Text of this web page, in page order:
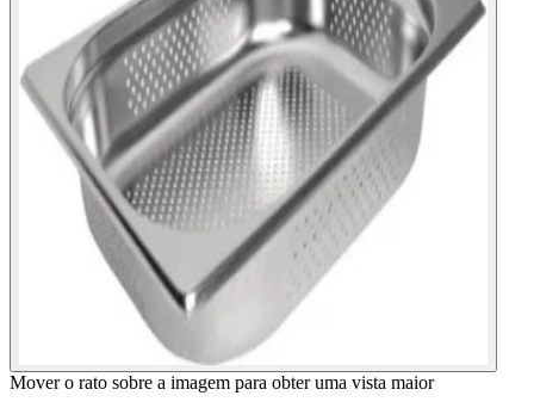
Mover o rato sobre a imagem para obter uma vista maior